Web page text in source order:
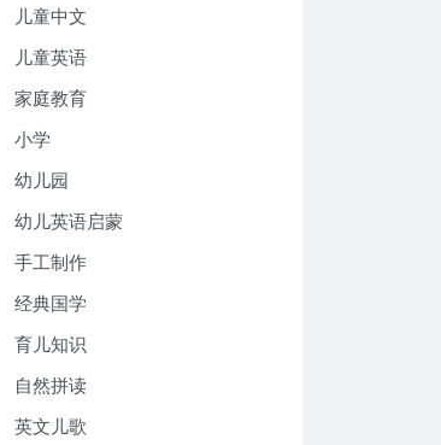
儿童中文
儿童英语
家庭教育
小学
幼儿园
幼儿英语启蒙
手工制作
经典国学
育儿知识
自然拼读
英文儿歌